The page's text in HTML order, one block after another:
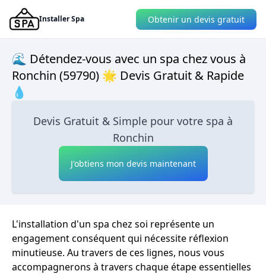
Installer Spa Obtenir un devis gratuit
🌊 Détendez-vous avec un spa chez vous à
Ronchin (59790) 🌟 Devis Gratuit & Rapide
💧
Devis Gratuit & Simple pour votre spa à
Ronchin
J'obtiens mon devis maintenant
L'installation d'un spa chez soi représente un
engagement conséquent qui nécessite réflexion
minutieuse. Au travers de ces lignes, nous vous
accompagnerons à travers chaque étape essentielles